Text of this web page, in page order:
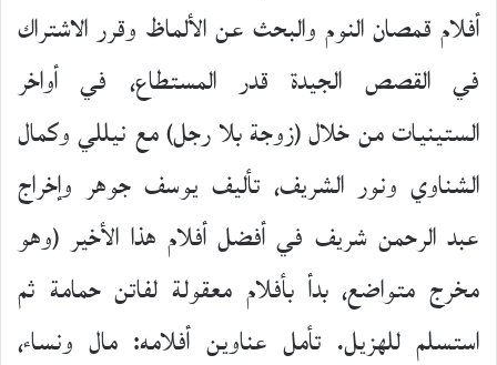
أفلام قمصان النوم والبحث عن الألماظ وقرر الاشتراك
في القصص الجيدة قدر المستطاع، في أواخر
الستينيات من خلال (زوجة بلا رجل) مع نيللي وكمال
الشناوي ونور الشريف، تأليف يوسف جوهر وإخراج
عبد الرحمن شريف في أفضل أفلام هذا الأخير (وهو
مخرج متواضع، بدأ بأفلام معقولة لفاتن حمامة ثم
استسلم للهزيل. تأمل عناوين أفلامه: مال ونساء،